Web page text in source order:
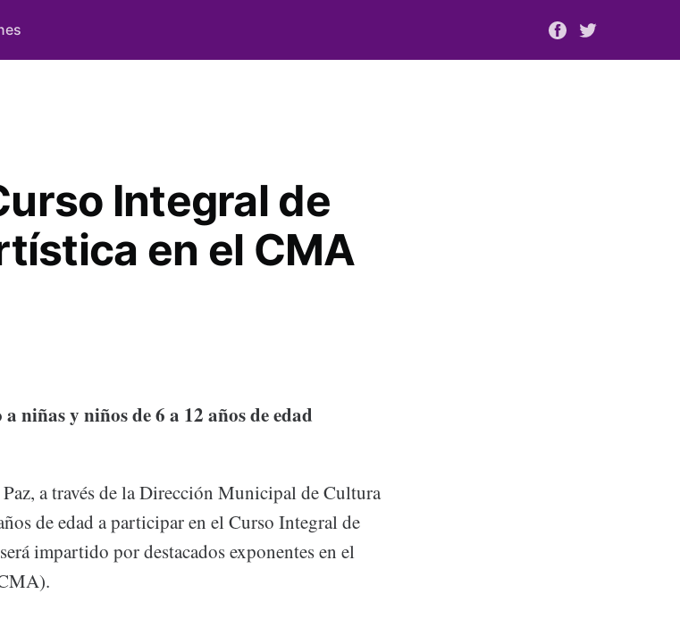
Integral de
en el CMA
niñas y niños de 6 a 12 años de edad
a través de la Dirección Municipal de Cultura
de edad a participar en el Curso Integral de
impartido por destacados exponentes en el